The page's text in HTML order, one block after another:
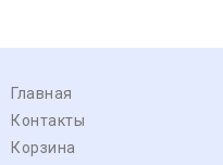
Главная
Контакты
Корзина